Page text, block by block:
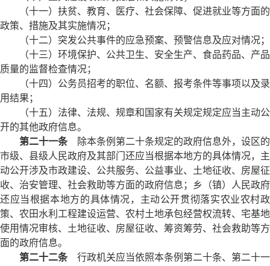
（十一）扶贫、教育、医疗、社会保障、促进就业等方面的
政策、措施及其实施情况；
（十二）突发公共事件的应急预案、预警信息及应对情况；
（十三）环境保护、公共卫生、安全生产、食品药品、产品
质量的监督检查情况；
（十四）公务员招考的职位、名额、报考条件等事项以及录
用结果；
（十五）法律、法规、规章和国家有关规定规定应当主动公
开的其他政府信息。
第二十一条除本条例第二十条规定的政府信息外，设区的
市级、县级人民政府及其部门还应当根据本地方的具体情况，主
动公开涉及市政建设、公共服务、公益事业、土地征收、房屋征
收、治安管理、社会救助等方面的政府信息；乡（镇）人民政府
还应当根据本地方的具体情况，主动公开贯彻落实农业农村政
策、农田水利工程建设运营、农村土地承包经营权流转、宅基地
使用情况审核、土地征收、房屋征收、筹资筹劳、社会救助等方
面的政府信息。
第二十二条行政机关应当依照本条例第二十条、第二十一